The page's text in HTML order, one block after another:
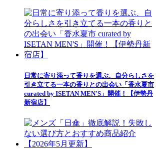
日常に寄り添って香りを選ぶ、自分らしさを
引き立てる一本の香りとの出会い「香水夏市
curated by ISETAN MEN'S」開催！【伊勢丹
新宿店】